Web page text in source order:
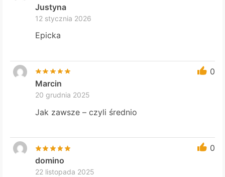
Justyna
12 stycznia 2026
Epicka
0
Marcin
20 grudnia 2025
Jak zawsze – czyli średnio
0
domino
22 listopada 2025